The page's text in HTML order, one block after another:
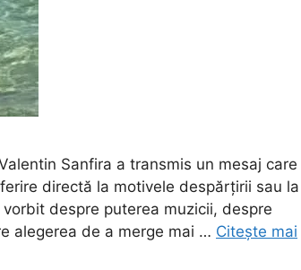
Sanfira a transmis un mesaj
directă la motivele despărțirii sau la
despre puterea muzicii, despre
alegerea de a merge mai … Citește mai